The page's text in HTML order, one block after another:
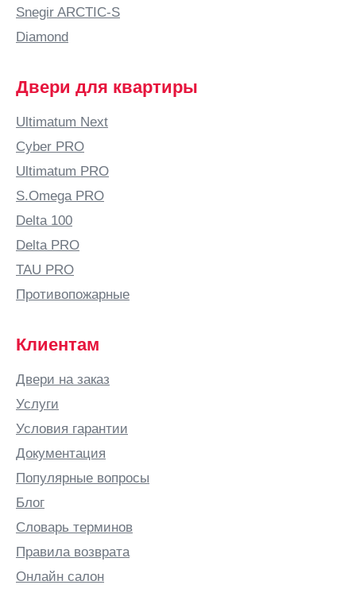
Б
Бабяково
Баку
Балаково
Балашиха
Балашов
Балтай
Барановичи
Барнаул
Барыш
Батайск
Белая
Калитва
Белгород
Белово
Белозерск
Белорецк
Белореченск
Березники
Бийск
Бишкек
Благовещенск
Snegir ARCTIC-S
Diamond
Двери для квартиры
Ultimatum Next
Cyber PRO
Ultimatum PRO
S.Omega PRO
Delta 100
Delta PRO
TAU PRO
Противопожарные
Клиентам
Двери на заказ
Услуги
Условия гарантии
Документация
Популярные вопросы
Блог
Словарь терминов
Правила возврата
Онлайн салон